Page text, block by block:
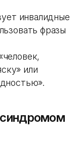
инвалидные
фразы
или